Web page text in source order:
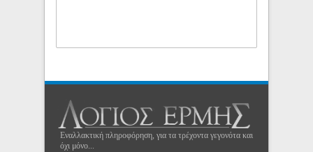
Εναλλακτική πληροφόρηση, για τα τρέχοντα γεγονότα και
όχι μόνο...